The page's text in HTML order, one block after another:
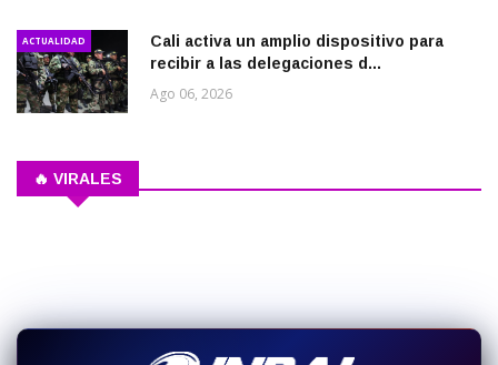
ACTUALIDAD
Cali activa un amplio dispositivo para
recibir a las delegaciones d...
Ago 06, 2026
🔥 VIRALES